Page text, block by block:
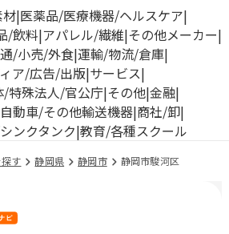
医薬品/医療機器/ヘルスケア
/飲料 アパレル/繊維 その他メーカー
/小売/外食 運輸/物流/倉庫
ア/広告/出版 サービス
特殊法人/官公庁 その他 金融
自動車/その他輸送機器 商社/卸
ンクタンク 教育/各種スクール
す 静岡県 静岡市 静岡市駿河区